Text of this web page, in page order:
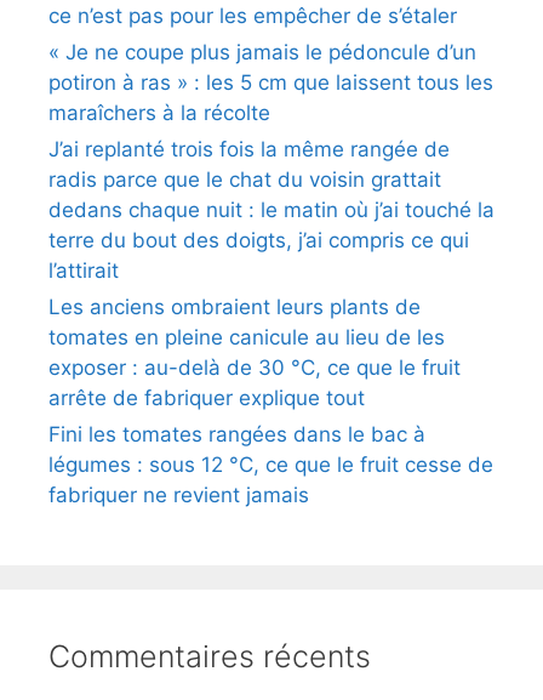
ce n’est pas pour les empêcher de s’étaler
« Je ne coupe plus jamais le pédoncule d’un
potiron à ras » : les 5 cm que laissent tous les
maraîchers à la récolte
J’ai replanté trois fois la même rangée de
radis parce que le chat du voisin grattait
dedans chaque nuit : le matin où j’ai touché la
terre du bout des doigts, j’ai compris ce qui
l’attirait
Les anciens ombraient leurs plants de
tomates en pleine canicule au lieu de les
exposer : au-delà de 30 °C, ce que le fruit
arrête de fabriquer explique tout
Fini les tomates rangées dans le bac à
légumes : sous 12 °C, ce que le fruit cesse de
fabriquer ne revient jamais
Commentaires récents